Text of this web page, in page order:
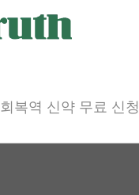
회복역 신약 무료 신청